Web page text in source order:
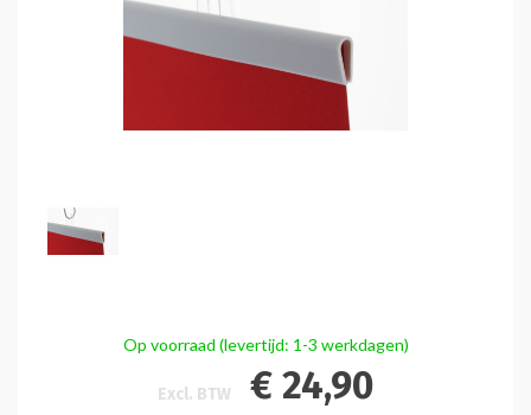
Op voorraad (levertijd: 1-3 werkdagen)
Excl. BTW € 24,90